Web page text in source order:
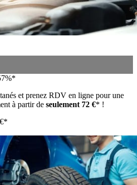
et prenez RDV en ligne pour une
à partir de seulement 72 €* !